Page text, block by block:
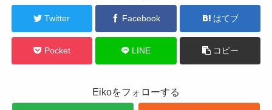
Twitter Facebook はてブ
Pocket LINE コピー
Eikoをフォローする